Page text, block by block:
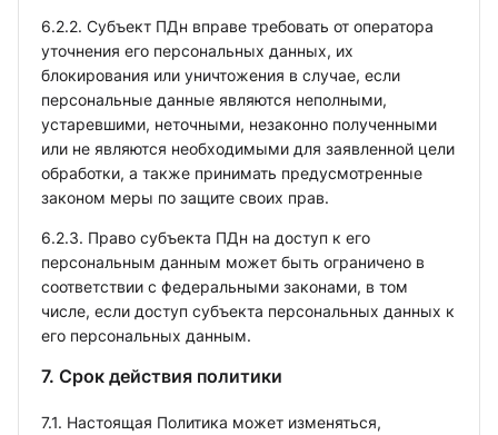
6.2.2. Субъект ПДн вправе требовать от оператора
уточнения его персональных данных, их
блокирования или уничтожения в случае, если
персональные данные являются неполными,
устаревшими, неточными, незаконно полученными
или не являются необходимыми для заявленной цели
обработки, а также принимать предусмотренные
законом меры по защите своих прав.
6.2.3. Право субъекта ПДн на доступ к его
персональным данным может быть ограничено в
соответствии с федеральными законами, в том
числе, если доступ субъекта персональных данных к
его персональных данным.
7. Срок действия политики
7.1. Настоящая Политика может изменяться,